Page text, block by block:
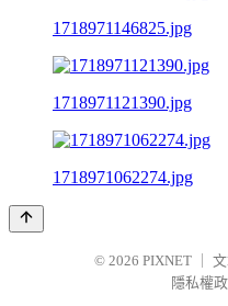
1718971146825.jpg
1718971121390.jpg
1718971062274.jpg
© 2026 PIXNET
隱私權